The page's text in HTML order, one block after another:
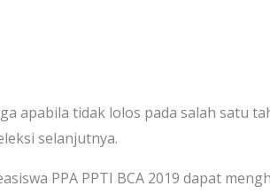
apabila tidak lolos pada salah satu
selanjutnya.
PPA PPTI BCA 2019 dapat